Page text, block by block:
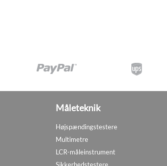
Måleteknik
Højspændingstestere
Multimetre
LCR-måleinstrument